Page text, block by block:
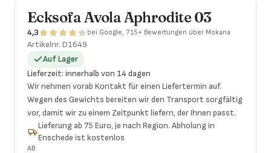
Ecksofa Avola Aphrodite 03
4,3 bei Google, 715+ Bewertungen über Mokana
Artikelnr. D1649
Auf Lager
Lieferzeit: innerhalb von 14 dagen
Wir nehmen vorab Kontakt für einen Liefertermin auf.
Wegen des Gewichts bereiten wir den Transport sorgfältig
vor, damit wir zu einem Zeitpunkt liefern, der Ihnen passt.
Lieferung ab 75 Euro, je nach Region. Abholung in
Enschede ist kostenlos
AB